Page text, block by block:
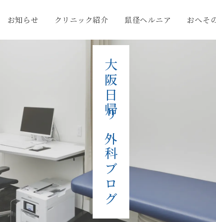
お知らせ クリニック紹介 鼠径ヘルニア おへそ
大阪日帰り外科ブログ